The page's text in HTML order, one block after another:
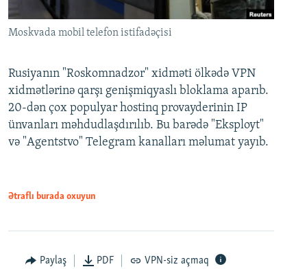
Moskvada mobil telefon istifadəçisi
Rusiyanın "Roskomnadzor" xidməti ölkədə VPN
xidmətlərinə qarşı genişmiqyaslı bloklama aparıb.
20-dən çox populyar hostinq provayderinin IP
ünvanları məhdudlaşdırılıb. Bu barədə "Eksployt"
və "Agentstvo" Telegram kanalları məlumat yayıb.
Ətraflı burada oxuyun
Paylaş PDF VPN-siz açmaq